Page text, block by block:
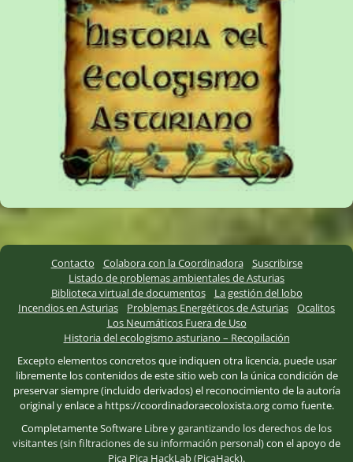
Contacto Colabora con la Coordinadora
Suscribirse
Listado de problemas ambientales de Asturias
Biblioteca virtual de documentos
La gestión del lobo
Incendios en Asturias
Problemas Energéticos de Asturias
Ocalitos
Los Neumáticos Fuera de Uso
Historia del ecologismo asturiano – Recopilación
Excepto elementos concretos que indiquen otra licencia, puede usar
libremente los contenidos de este sitio web con la única condición de
preservar siempre (incluido derivados) el reconocimiento de la autoría
original y enlace a https://coordinadoraecoloxista.org como fuente.
CompletamenteSoftware Libreygarantizando los derechos de los
visitantes (sin filtraciones de su información personal)con el apoyo de
Pica Pica HackLab (PicaHack).